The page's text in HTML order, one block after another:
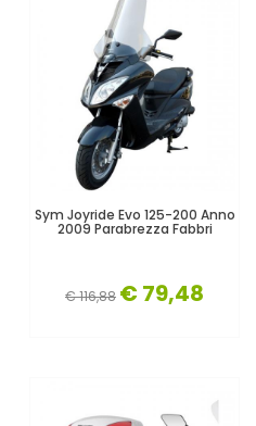
Sym Joyride Evo 125-200 Anno
2009 Parabrezza Fabbri
€ 116,88 € 79,48